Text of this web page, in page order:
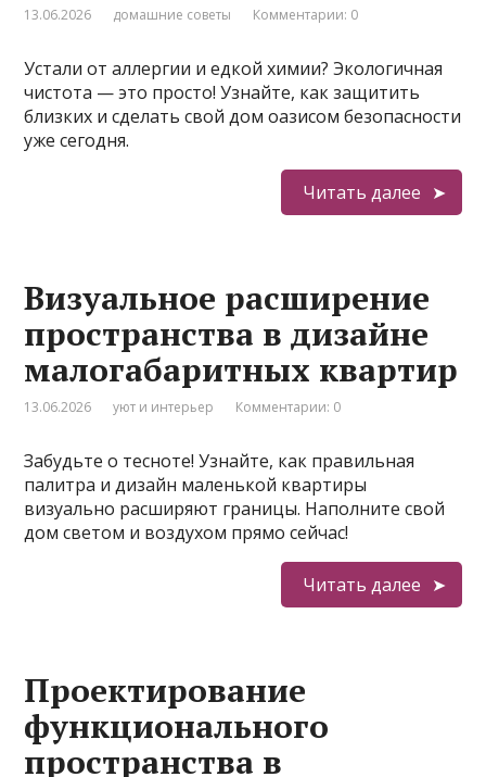
13.06.2026 домашние советы Комментарии: 0
Устали от аллергии и едкой химии? Экологичная
чистота — это просто! Узнайте, как защитить
близких и сделать свой дом оазисом безопасности
уже сегодня.
Читать далее
Визуальное расширение
пространства в дизайне
малогабаритных квартир
13.06.2026 уют и интерьер Комментарии: 0
Забудьте о тесноте! Узнайте, как правильная
палитра и дизайн маленькой квартиры
визуально расширяют границы. Наполните свой
дом светом и воздухом прямо сейчас!
Читать далее
Проектирование
функционального
пространства в